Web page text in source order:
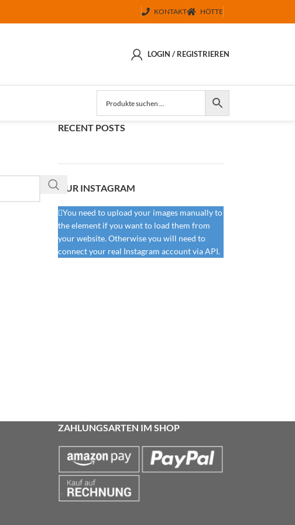
KONTAKT HÖTTE
LOGIN / REGISTRIEREN
RECENT POSTS
OUR INSTAGRAM
You need to upload your images manually to
the element if you want to load them from
your website. Otherwise you will need to
connect your real Instagram account via API.
ZAHLUNGSARTEN IM SHOP